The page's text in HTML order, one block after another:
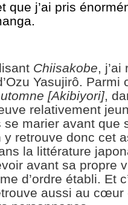
que j’ai pris
Chiisakobe, j’ai
Yasujirô. Parmi
[Akibiyori],
relativement
se marier avant que
y retrouve donc cet
la littérature
avant sa propre
d’ordre établi. Et
aussi au